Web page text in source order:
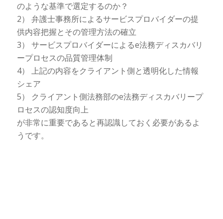
のような基準で選定するのか？
2） 弁護士事務所によるサービスプロバイダーの提
供内容把握とその管理方法の確立
3） サービスプロバイダーによるe法務ディスカバリ
ープロセスの品質管理体制
4） 上記の内容をクライアント側と透明化した情報
シェア
5） クライアント側法務部のe法務ディスカバリープ
ロセスの認知度向上
が非常に重要であると再認識しておく必要があるよ
うです。